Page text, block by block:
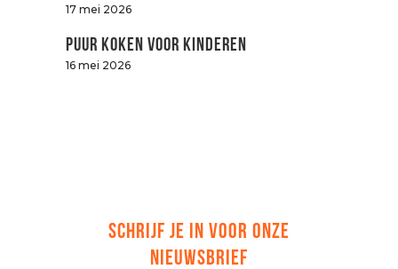
17 mei 2026
Puur koken voor kinderen
16 mei 2026
SCHRIJF JE IN VOOR ONZE
NIEUWSBRIEF